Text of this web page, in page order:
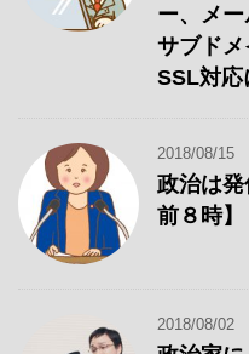
ー、メ
サブド
SSL対応
2018/08/15
政治は
前８時】
2018/08/02